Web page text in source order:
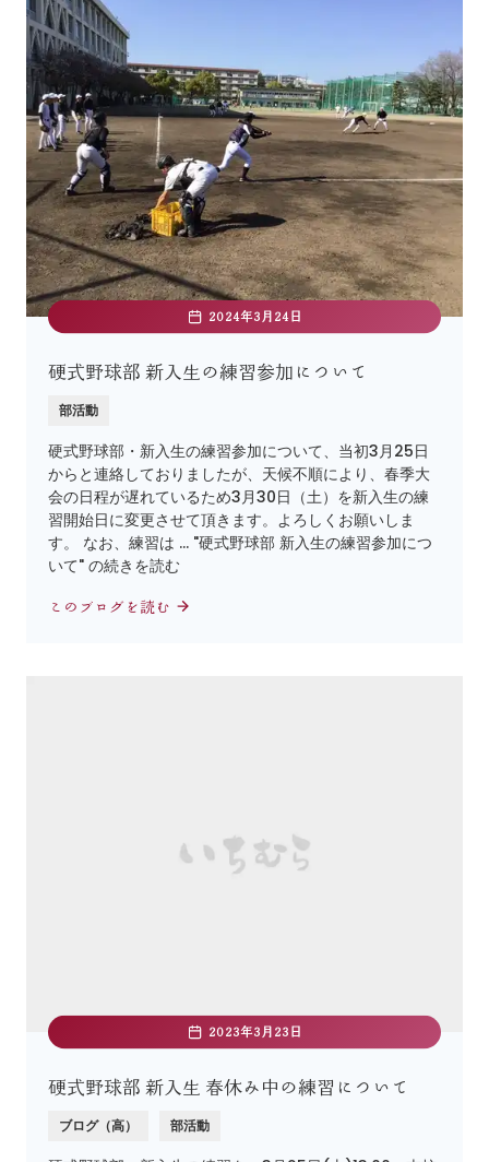
2024年3月24日
硬式野球部 新入生の練習参加について
部活動
硬式野球部・新入生の練習参加について、当初3月25日
からと連絡しておりましたが、天候不順により、春季大
会の日程が遅れているため3月30日（土）を新入生の練
習開始日に変更させて頂きます。よろしくお願いしま
す。 なお、練習は … "硬式野球部 新入生の練習参加につ
いて" の続きを読む
このブログを読む
2023年3月23日
硬式野球部 新入生 春休み中の練習について
ブログ（高） 部活動